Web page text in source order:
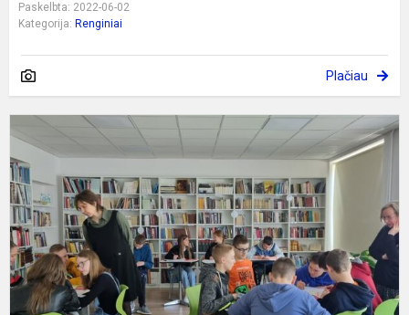
Paskelbta: 2022-06-02
Kategorija: Renginiai
Plačiau